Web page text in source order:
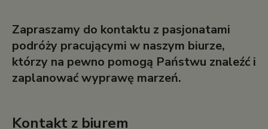
Zapraszamy do kontaktu z pasjonatami
podróży pracującymi w naszym biurze,
którzy na pewno pomogą Państwu znaleźć i
zaplanować wyprawę marzeń.
Kontakt z biurem